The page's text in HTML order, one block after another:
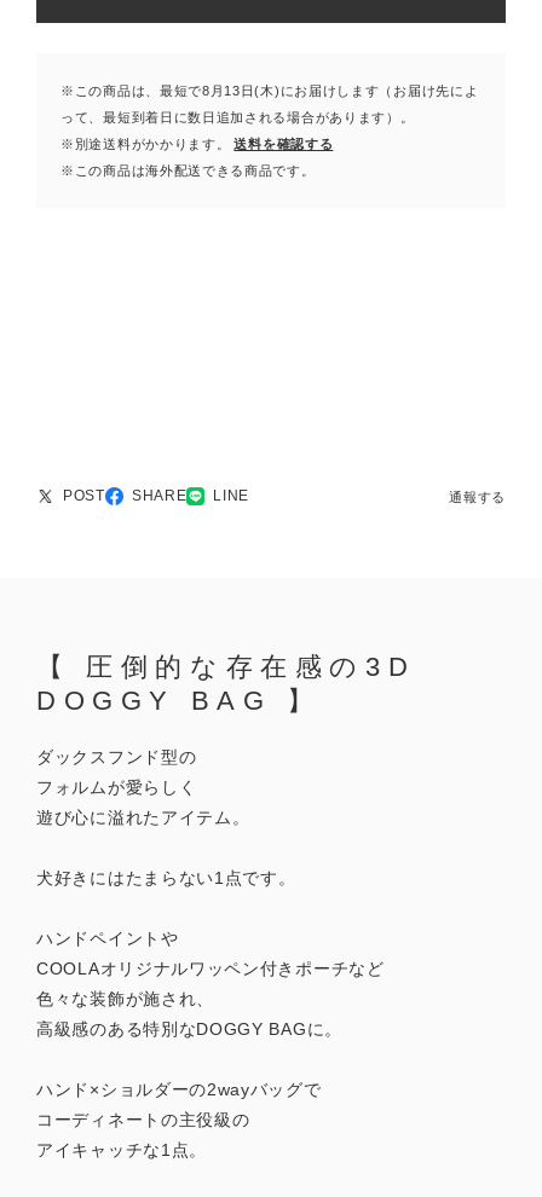
※この商品は、最短で8月13日(木)にお届けします（お届け先によ
って、最短到着日に数日追加される場合があります）。
※別途送料がかかります。
送料を確認する
※この商品は海外配送できる商品です。
POST SHARE LINE 通報する
【 圧倒的な存在感の3D
DOGGY BAG 】
ダックスフンド型の
フォルムが愛らしく
遊び心に溢れたアイテム。
犬好きにはたまらない1点です。
ハンドペイントや
COOLAオリジナルワッペン付きポーチなど
色々な装飾が施され、
高級感のある特別なDOGGY BAGに。
ハンド×ショルダーの2wayバッグで
コーディネートの主役級の
アイキャッチな1点。